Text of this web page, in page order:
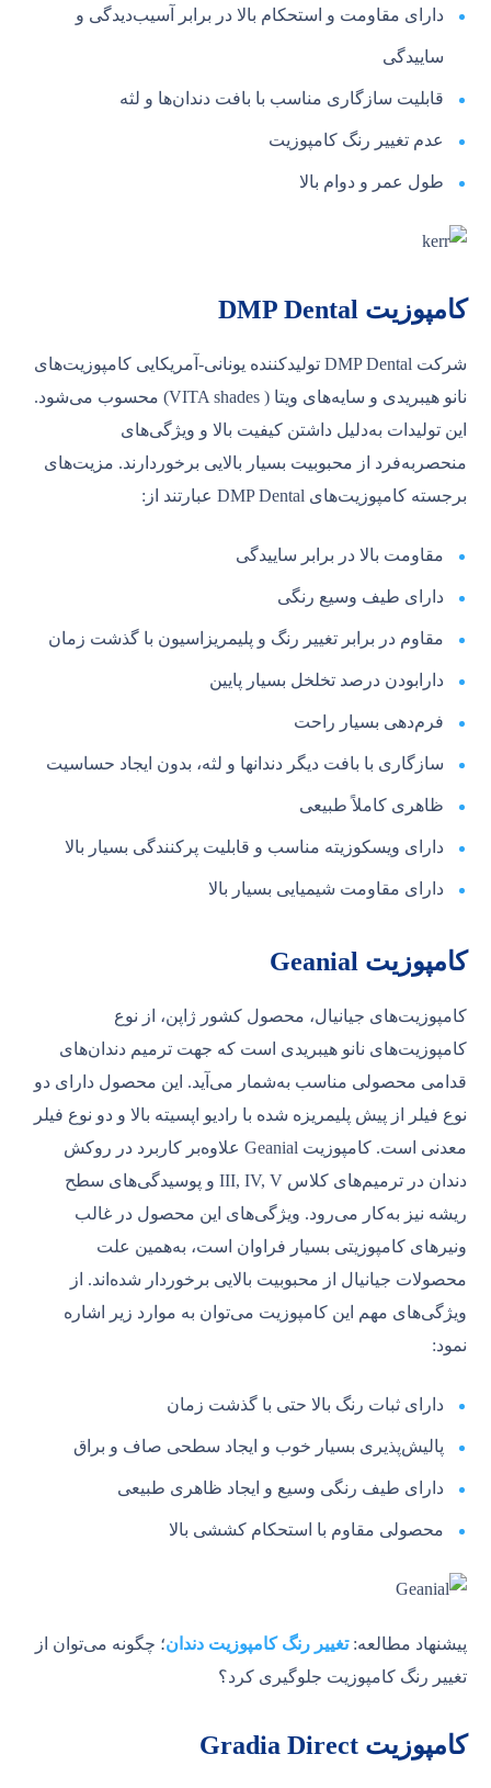
دارای مقاومت و استحکام بالا در برابر آسیب‌دیدگی و
ساییدگی
قابلیت سازگاری مناسب با بافت دندان‌ها و لثه
عدم تغییر رنگ کامپوزیت
طول عمر و دوام بالا
کامپوزیت DMP Dental
شرکت DMP Dental تولیدکننده یونانی-آمریکایی کامپوزیت‌های
نانو هیبریدی و سایه‌های ویتا ( VITA shades) محسوب می‌شود.
این تولیدات به‌دلیل داشتن کیفیت بالا و ویژگی‌های
منحصربه‌فرد از محبوبیت بسیار بالایی برخوردارند. مزیت‌های
برجسته کامپوزیت‌های DMP Dental عبارتند از:
مقاومت بالا در برابر ساییدگی
دارای طیف وسیع رنگی
مقاوم در برابر تغییر رنگ و پلیمریزاسیون با گذشت زمان
دارابودن درصد تخلخل بسیار پایین
فرم‌دهی بسیار راحت
سازگاری با بافت دیگر دندان‎ها و لثه، بدون ایجاد حساسیت
ظاهری کاملاً طبیعی
دارای ویسکوزیته مناسب و قابلیت پرکنندگی بسیار بالا
دارای مقاومت شیمیایی بسیار بالا
کامپوزیت Geanial
کامپوزیت‌های جیانیال، محصول کشور ژاپن، از نوع
کامپوزیت‌های نانو هیبریدی است که جهت ترمیم دندان‌های
قدامی محصولی مناسب به‌شمار می‌آید. این محصول دارای دو
نوع فیلر از پیش پلیمریزه شده با رادیو اپسیته بالا و دو نوع فیلر
معدنی است. کامپوزیت Geanial علاوه‌بر کاربرد در روکش
دندان در ترمیم‌های کلاس III, IV, V و پوسیدگی‌های سطح
ریشه نیز به‌کار می‌رود. ویژگی‌های این محصول در غالب
ونیرهای کامپوزیتی بسیار فراوان است، به‌همین علت
محصولات جیانیال از محبوبیت بالایی برخوردار شده‌اند. از
ویژگی‌های مهم این کامپوزیت می‌توان به موارد زیر اشاره
نمود:
دارای ثبات رنگ بالا حتی با گذشت زمان
پالیش‌پذیری بسیار خوب و ایجاد سطحی صاف و براق
دارای طیف رنگی وسیع و ایجاد ظاهری طبیعی
محصولی مقاوم با استحکام کششی بالا
پیشنهاد مطالعه:تغییر رنگ کامپوزیت دندان؛ چگونه می‌توان از
تغییر رنگ کامپوزیت جلوگیری کرد؟
کامپوزیت Gradia Direct